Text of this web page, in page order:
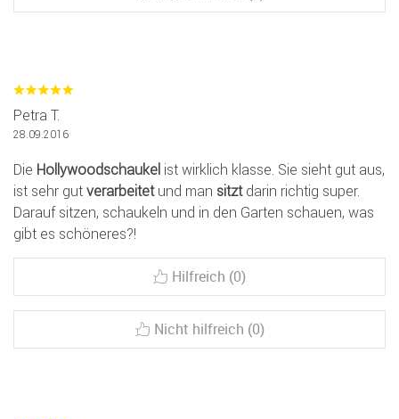
Petra T.
28.09.2016
Die Hollywoodschaukel ist wirklich klasse. Sie sieht gut aus,
ist sehr gut verarbeitetund man sitztdarin richtig super.
Darauf sitzen, schaukeln und in den Garten schauen, was
gibt es schöneres?!
Hilfreich (0)
Nicht hilfreich (0)